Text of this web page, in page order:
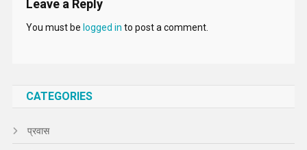
Leave a Reply
You must be logged in to post a comment.
CATEGORIES
प्रवास